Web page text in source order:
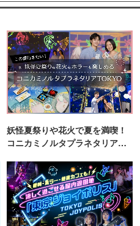
妖怪夏祭りや花火で夏を満喫！
コニカミノルタプラネタリア